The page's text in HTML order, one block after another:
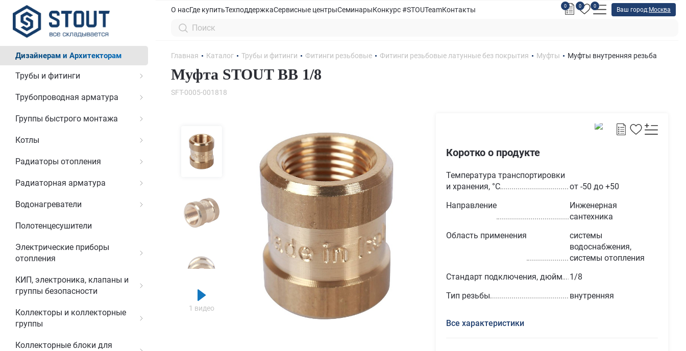
Дизайнерам и Архитекторам
Трубы и фитинги
Трубопроводная арматура
Группы быстрого монтажа
Котлы
Радиаторы отопления
Радиаторная арматура
Водонагреватели
Полотенцесушители
Электрические приборы
отопления
КИП, электроника, клапаны и
группы безопасности
Коллекторы и коллекторные
группы
Коллекторные блоки для
О насГде купитьТехподдержкаСервисные центрыСеминарыКонкурс #STOUTeamКонтакты 0 0 0
Ваш город: Москва
Главная Каталог Трубы и фитинги Фитинги резьбовые Фитинги резьбовые латунные без покрытия Муфты Муфты внутренняя резьба
Муфта STOUT ВВ 1/8
SFT-0005-001818
1 видео
Коротко о продукте
Температура транспортировки
и хранения, °С
от -50 до +50
Направление
Инженерная
сантехника
Область применения
системы
водоснабжения,
системы отопления
Стандарт подключения, дюйм
1/8
Тип резьбы
внутренняя
Все характеристики